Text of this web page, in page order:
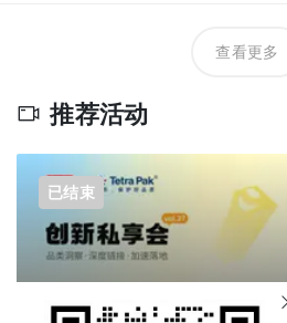
查看更多
推荐活动
已结束